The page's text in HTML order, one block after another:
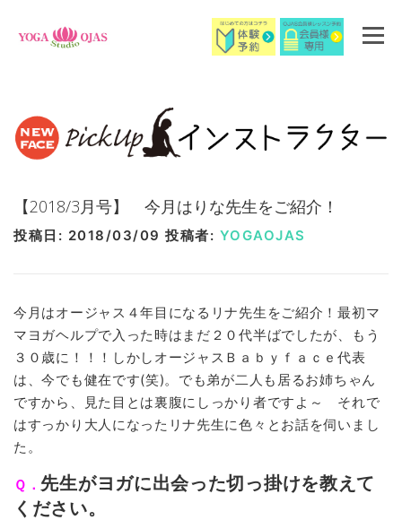
メニ
【2018/3月号】 今月はりな先生をご紹介！
投稿日: 2018/03/09 投稿者: YOGAOJAS
今月はオージャス４年目になるリナ先生をご紹介！最初マ
マヨガヘルプで入った時はまだ２０代半ばでしたが、もう
３０歳に！！！しかしオージャスＢａｂｙｆａｃｅ代表
は、今でも健在です(笑)。でも弟が二人も居るお姉ちゃん
ですから、見た目とは裏腹にしっかり者ですよ～ それで
はすっかり大人になったリナ先生に色々とお話を伺いまし
た。
Ｑ． 先生がヨガに出会った切っ掛けを教えて
ください。